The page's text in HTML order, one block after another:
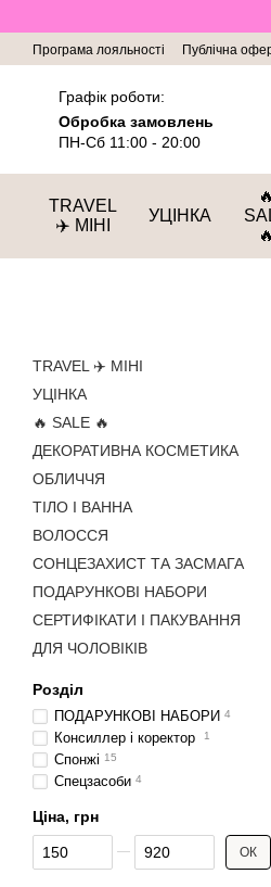
Програма лояльності Публічна
Графік роботи:
Обробка замовлень
ПН-Сб 11:00 - 20:00
TRAVEL
✈️ МІНІ
УЦІНКА
🔥
🔥
TRAVEL ✈️ МІНІ
УЦІНКА
🔥 SALE 🔥
ДЕКОРАТИВНА КОСМЕТИКА
ОБЛИЧЧЯ
ТІЛО І ВАННА
ВОЛОССЯ
СОНЦЕЗАХИСТ ТА ЗАСМАГА
ПОДАРУНКОВІ НАБОРИ
СЕРТИФІКАТИ І ПАКУВАННЯ
ДЛЯ ЧОЛОВІКІВ
Розділ
ПОДАРУНКОВІ НАБОРИ 4
Консиллер і коректор 1
Спонжі 15
Спецзасоби 4
Ціна, грн
Від Ціна, грн
До Ціна, грн ОК